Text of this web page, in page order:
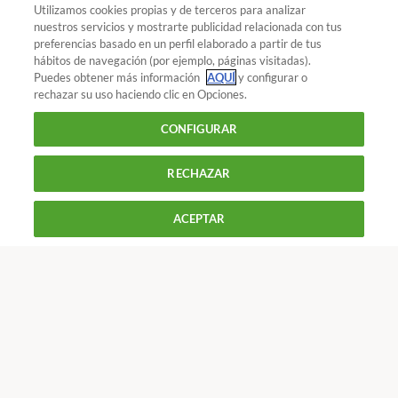
acompañado de una salsa de yogur.
Empanadillas
También, se pueden confeccionar
masas para elaborar empanadillas
con harina de garbanzo.
¿Quieres recibir nuestra Newsletter? Crea una cuenta
Alimentación : Alimentos
Harina de garbanzo:
De L a J de 9 a 18 h y V de 9 a 14 h
Utilizamos cookies propias y de terceros para analizar
nuestros servicios y mostrarte publicidad relacionada con tus
preferencias basado en un perfil elaborado a partir de tus
hábitos de navegación (por ejemplo, páginas visitadas).
Puedes obtener más información AQUÍy configurar o
rechazar su uso haciendo clic en Opciones.
CONFIGURAR
RECHAZAR
ACEPTAR